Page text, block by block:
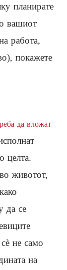
планирате
вашиот
работа,
покажете
да вложат
целта.
животот,
да се
не само
на